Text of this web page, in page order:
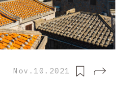
Nov.10.2021